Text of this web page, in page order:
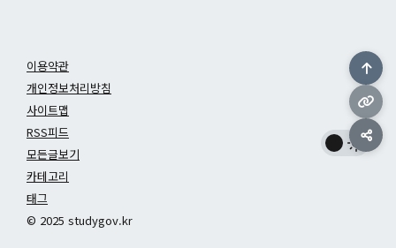
이용약관
개인정보처리방침
사이트맵
RSS피드
모든글보기
카테고리
태그
© 2025 studygov.kr